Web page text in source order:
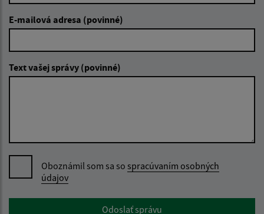
E-mailová adresa (povinné)
Text vašej správy (povinné)
Oboznámil som sa so spracúvaním osobných
údajov
Google reCaptcha ResponseOdoslať správu